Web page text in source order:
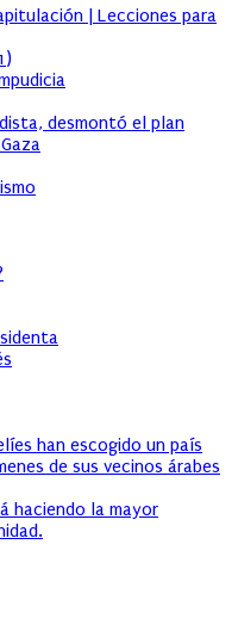
| Lecciones para
)
desmontó el plan
han escogido un país
de sus vecinos árabes
haciendo la mayor